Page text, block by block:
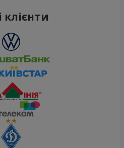
клієнти